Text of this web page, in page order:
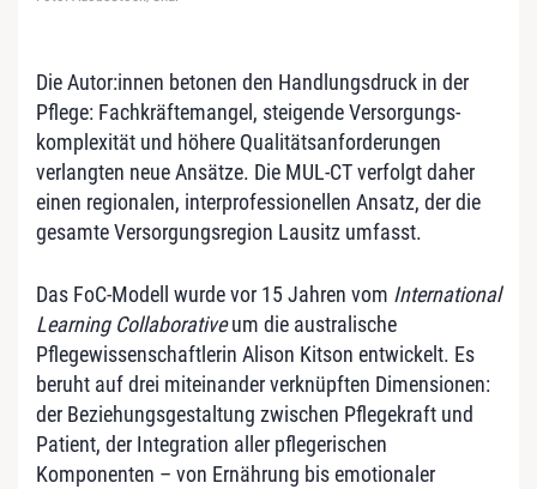
Die Autor:innen betonen den Handlungsdruck in der
Pflege: Fachkräftemangel, steigende Versorgungs­
komplexität und höhere Qualitätsanforderungen
verlangten neue Ansätze. Die MUL-CT verfolgt daher
einen regionalen, interprofessionellen Ansatz, der die
gesamte Versorgungsregion Lausitz umfasst.
Das FoC-Modell wurde vor 15 Jahren vom International
Learning Collaborativeum die australische
Pflegewissenschaftlerin Alison Kitson entwickelt. Es
beruht auf drei miteinander verknüpften Dimensionen:
der Beziehungsgestaltung zwischen Pflegekraft und
Patient, der Integration aller pflegerischen
Komponenten – von Ernährung bis emotionaler